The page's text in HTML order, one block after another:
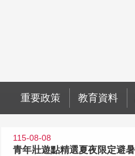
重要政策 教育資料
115-08-08